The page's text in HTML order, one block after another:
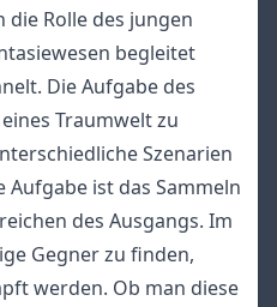
die Rolle des jungen
begleitet
Die Aufgabe des
Traumwelt zu
Szenarien
ist das Sammeln
des Ausgangs. Im
Gegner zu finden,
werden. Ob man diese